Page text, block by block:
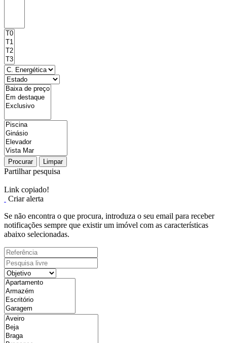
Procurar Limpar
Partilhar pesquisa
Link copiado!
Criar alerta
Se não encontra o que procura, introduza o seu email para receber
notificações sempre que existir um imóvel com as características
abaixo selecionadas.